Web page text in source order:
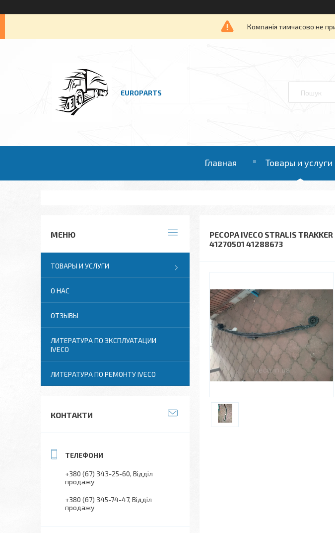
Компанія тимчасово не
EUROPARTS
Главная Товары и услуги
РЕСОРА IVECO STRALIS
41270501 41288673
ТОВАРЫ И УСЛУГИ
О НАС
ОТЗЫВЫ
ЛИТЕРАТУРА ПО ЭКСПЛУАТАЦИИ
IVECO
ЛИТЕРАТУРА ПО РЕМОНТУ IVECO
КОНТАКТИ
+380 (67) 343-25-60 Відділ
продажу
+380 (67) 345-74-47 Відділ
продажу